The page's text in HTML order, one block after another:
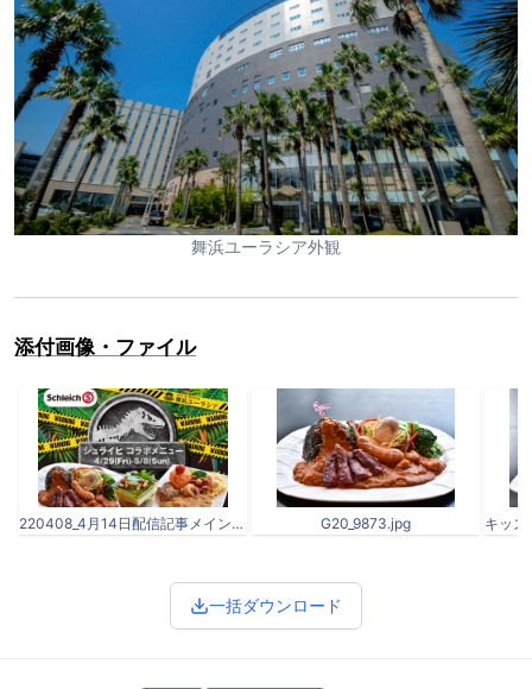
舞浜ユーラシア外観
添付画像・ファイル
220408_4月14日配信記事メイン画像.jpg G20_9873.jpg
一括ダウンロード